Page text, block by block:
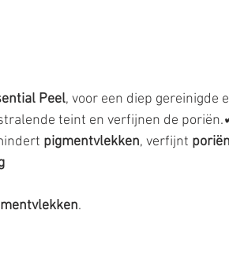
Peel, voor een diep gereinigde
teint en verfijnen de
pigmentvlekken, verfijnt poriën
.